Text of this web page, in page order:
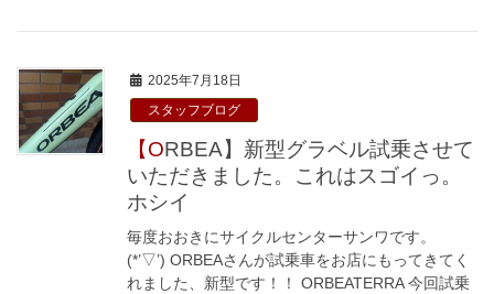
2025年7月18日
スタッフブログ
【ORBEA】新型グラベル試乗させて
いただきました。これはスゴイっ。
ホシイ
毎度おおきにサイクルセンターサンワです。
(*’▽’) ORBEAさんが試乗車をお店にもってきてく
れました、新型です！！ ORBEATERRA 今回試乗